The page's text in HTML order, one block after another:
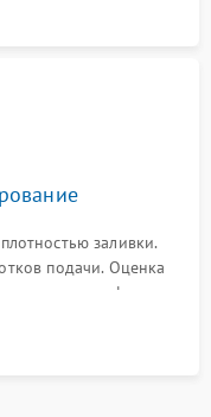
заливки.
подачи. Оценка
дефектов
устройства.